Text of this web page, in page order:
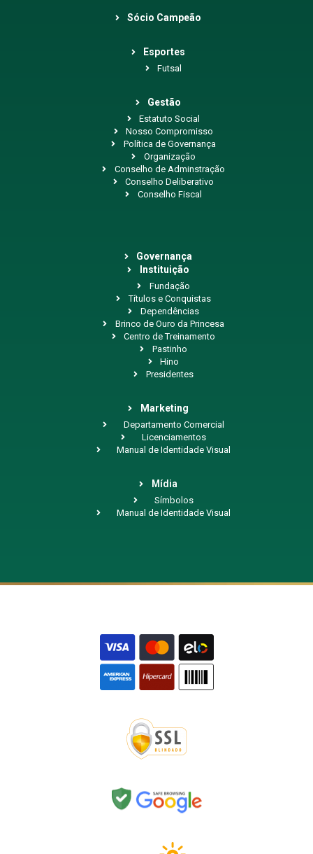
Sócio Campeão
Esportes
Futsal
Gestão
Estatuto Social
Nosso Compromisso
Política de Governança
Organização
Conselho de Adminstração
Conselho Deliberativo
Conselho Fiscal
Governança
Instituição
Fundação
Títulos e Conquistas
Dependências
Brinco de Ouro da Princesa
Centro de Treinamento
Pastinho
Hino
Presidentes
Marketing
Departamento Comercial
Licenciamentos
Manual de Identidade Visual
Mídia
Símbolos
Manual de Identidade Visual